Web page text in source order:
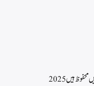
ہیں 2025